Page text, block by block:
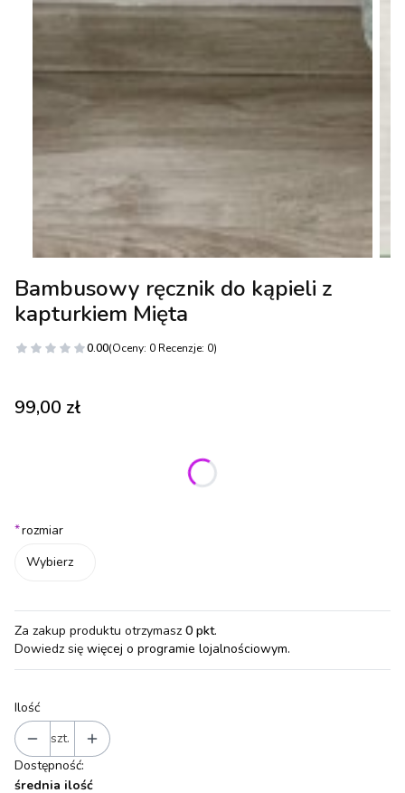
Bambusowy ręcznik do kąpieli z
kapturkiem Mięta
0.00(Oceny: 0 Recenzje: 0)
Cena
99,00 zł
Poszczególne warianty mogą różnić się ceną
*rozmiar
Wybierz
Za zakup produktu otrzymasz 0 pkt.
Dowiedz się więcej o programie lojalnościowym.
Ilość
szt.
Dostępność:
średnia ilość